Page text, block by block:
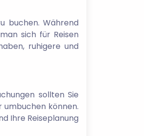
buchen. Während
sich für Reisen
ruhigere und
sollten Sie
umbuchen können.
Ihre Reiseplanung